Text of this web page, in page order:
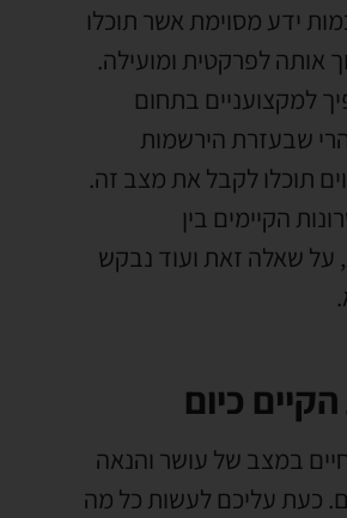
ידע מסוימת אשר תוכלו
אותה לפרקטית ומועילה.
למקצועניים בתחום
שבעזרת הירשמות
תוכלו לקבל את מצב זה.
הקיימים בין
על שאלה זאת ועוד נבקש
כיום
במצב של עושר והנאה
כעת עליכם לעשות כל מה